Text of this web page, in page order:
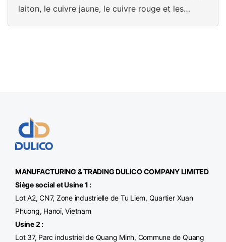
laiton, le cuivre jaune, le cuivre rouge et les
MANUFACTURING & TRADINGDULICOCOMPANY LIMITED
Siège social et Usine 1 :
Lot A2, CN7, Zone industrielle de Tu Liem, Quartier Xuan
Phuong, Hanoï, Vietnam
Usine 2 :
Lot 37, Parc industriel de Quang Minh, Commune de Quang